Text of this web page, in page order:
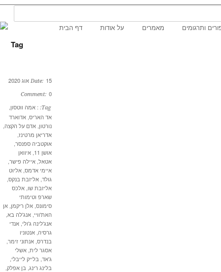
דף הבית על אודות מאמרים ותרגומים
Tag
Date:
Comment:
: אמה ווטסון,
אד האריס,אדוארד
נורטון,אדם על הקצה,
אדריאן מרטינז,
אוקטביה ספנסר,
אושן 11
, איוואן
אטאל,איילה פישר,
איימי אדמס,אליוט
,אליזבת בנקס,
אליזבת שו,אלכס
שארפ וטימותי
סימונס,אלן ריקמן,אן
האת'וויי,אנג'לה בא,
אנג'לינה ג'ולי ,אנדי
גרסיה,אנטוניו
בנדרס,אנתוני זימר,
אסגר לית,אשלי
,בלייק לייבלי,
בלינג רינג ,בן אפלק,